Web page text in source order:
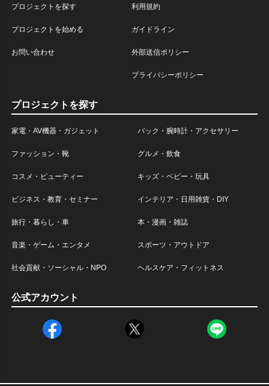
プロジェクトを探す
プロジェクトを始める
お問い合わせ
利用規約
ガイドライン
外部送信ポリシー
プライバシーポリシー
プロジェクトを探す
家電・AV機器・ガジェット バック・腕時計・アクセサリー
ファッション・靴 グルメ・飲食
コスメ・ビューティー キッズ・ベビー・玩具
ビジネス・教育・セミナー インテリア・日用雑貨・DIY
旅行・暮らし・車 本・漫画・雑誌
音楽・ゲーム・エンタメ スポーツ・アウトドア
社会貢献・ソーシャル・NPO ヘルスケア・フィットネス
公式アカウント